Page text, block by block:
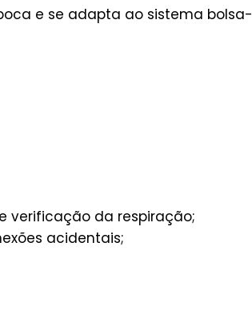
e se adapta ao sistema bolsa-
verificação da respiração;
acidentais;